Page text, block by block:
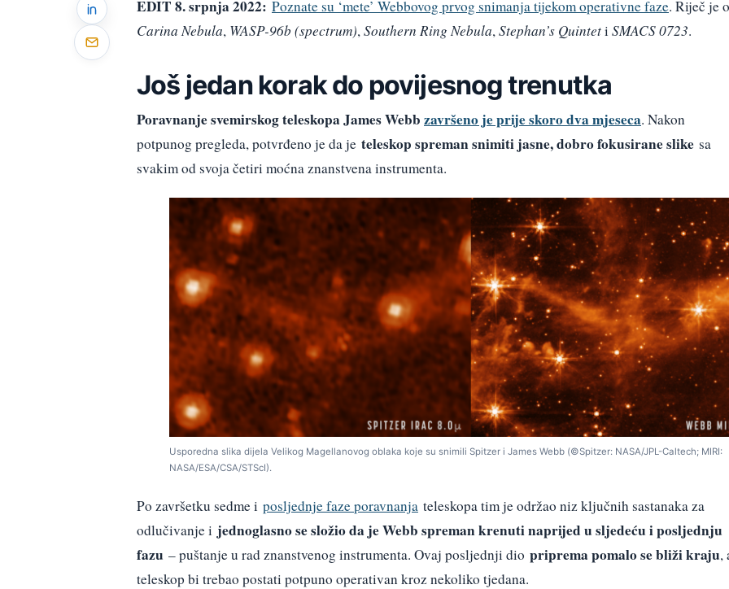
EDIT 8. srpnja 2022: Poznate su ‘mete’ Webbovog prvog snimanja tijekom operativne faze. Riječ je
Carina Nebula, WASP-96b (spectrum),Southern Ring Nebula,Stephan’s Quinteti SMACS 0723.
Još jedan korak do povijesnog trenutka
Poravnanje svemirskog teleskopa James Webb završeno je prije skoro dva mjeseca. Nakon
potpunog pregleda, potvrđeno je da je teleskop spreman snimiti jasne, dobro fokusirane slike sa
svakim od svoja četiri moćna znanstvena instrumenta.
Usporedna slika dijela Velikog Magellanovog oblaka koje su snimili Spitzer i James Webb (©Spitzer: NASA/JPL-Caltech; MIRI:
NASA/ESA/CSA/STScI).
Po završetku sedme i posljednje faze poravnanja teleskopa tim je održao niz ključnih sastanaka za
odlučivanje i jednoglasno se složio da je Webb spreman krenuti naprijed u sljedeću i posljednju
fazu – puštanje u rad znanstvenog instrumenta. Ovaj posljednji dio priprema pomalo se bliži kraju,
teleskop bi trebao postati potpuno operativan kroz nekoliko tjedana.